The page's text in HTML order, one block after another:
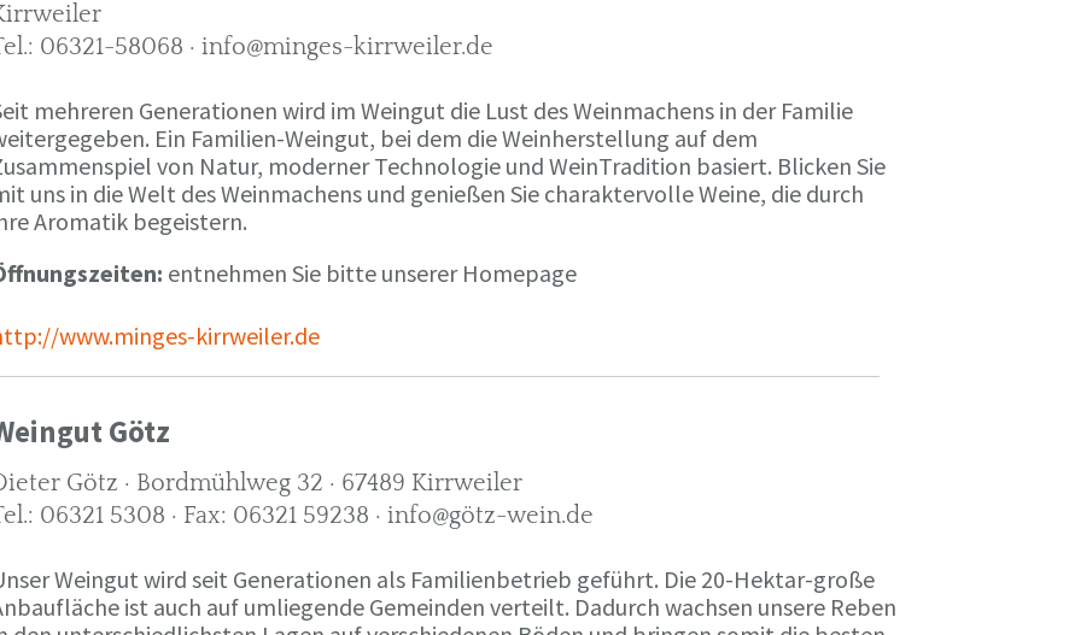
06321-58068 · info@minges-kirrweiler.de
mehreren Generationen wird im Weingut die Lust des Weinmachens in der Familie
Ein Familien-Weingut, bei dem die Weinherstellung auf dem
von Natur, moderner Technologie und WeinTradition basiert. Blicken Sie
uns in die Welt des Weinmachens und genießen Sie charaktervolle Weine, die durch
Aromatik begeistern.
entnehmen Sie bitte unserer Homepage
www.minges-kirrweiler.de
Götz
Götz · Bordmühlweg 32 · 67489 Kirrweiler
06321 5308 · Fax: 06321 59238 · info@götz-wein.de
Weingut wird seit Generationen als Familienbetrieb geführt. Die 20-Hektar-große
ist auch auf umliegende Gemeinden verteilt. Dadurch wachsen unsere Reben